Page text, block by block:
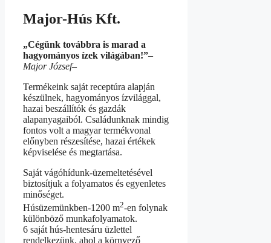
Major-Hús Kft.
„Cégünk továbbra is marad a
hagyományos ízek világában!”–
Major József–
Termékeink saját receptúra alapján
készülnek, hagyományos ízvilággal,
hazai beszállítók és gazdák
alapanyagaiból. Családunknak mindig
fontos volt a magyar termékvonal
előnyben részesítése, hazai értékek
képviselése és megtartása.
Saját vágóhídunk-üzemeltetésével
biztosítjuk a folyamatos és egyenletes
minőséget.
Húsüzemünkben-1200 m2-en folynak
különböző munkafolyamatok.
6 saját hús-hentesáru üzlettel
rendelkezünk, ahol a környező